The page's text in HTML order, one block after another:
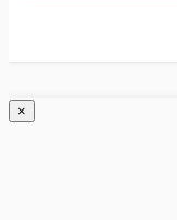
×